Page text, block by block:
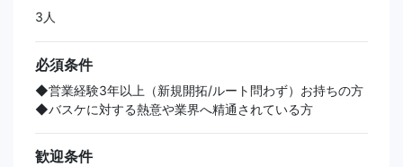
3人
必須条件
◆営業経験3年以上（新規開拓/ルート問わず）お持ちの方
◆バスケに対する熱意や業界へ精通されている方
歓迎条件